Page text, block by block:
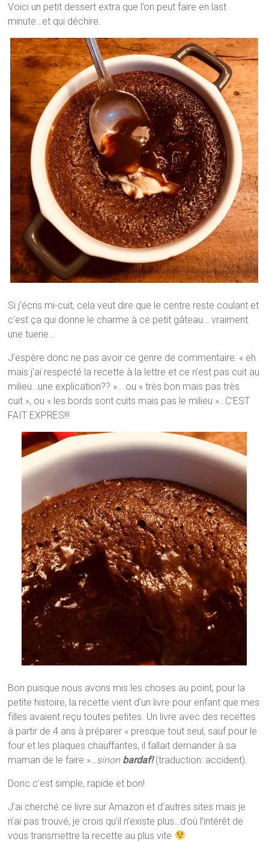
Voici un petit dessert extra que l’on peut faire en last
minute…et qui déchire.
Si j’écris mi-cuit, cela veut dire que le centre reste coulant et
c’est ça qui donne le charme à ce petit gâteau… vraiment
une tuerie…
J’espère donc ne pas avoir ce genre de commentaire: « eh
mais j’ai respecté la recette à la lettre et ce n’est pas cuit au
milieu…une explication?? »… ou « très bon mais pas très
cuit », ou « les bords sont cuits mais pas le milieu »…C’EST
FAIT EXPRES!!!
Bon puisque nous avons mis les choses au point, pour la
petite histoire, la recette vient d’un livre pour enfant que mes
filles avaient reçu toutes petites. Un livre avec des recettes
à partir de 4 ans à préparer « presque tout seul, sauf pour le
four et les plaques chauffantes, il fallait demander à sa
maman de le faire » …sinon bardaf!(traduction: accident)
Donc c’est simple, rapide et bon!
J’ai cherché ce livre sur Amazon et d’autres sites mais je
n’ai pas trouvé, je crois qu’il n’existe plus…d’où l’intérêt de
vous transmettre la recette au plus vite